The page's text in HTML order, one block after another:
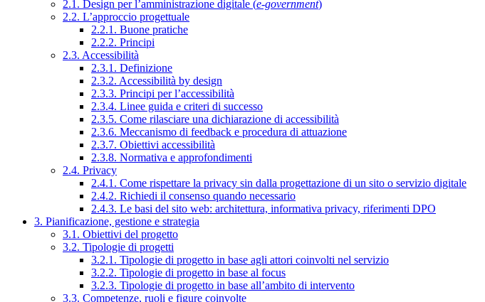
2.1. Design per l’amministrazione digitale (e-government)
2.2. L’approccio progettuale
2.2.1. Buone pratiche
2.2.2. Principi
2.3. Accessibilità
2.3.1. Definizione
2.3.2. Accessibilità by design
2.3.3. Principi per l’accessibilità
2.3.4. Linee guida e criteri di successo
2.3.5. Come rilasciare una dichiarazione di accessibilità
2.3.6. Meccanismo di feedback e procedura di attuazione
2.3.7. Obiettivi accessibilità
2.3.8. Normativa e approfondimenti
2.4. Privacy
2.4.1. Come rispettare la privacy sin dalla progettazione di un sito o servizio digitale
2.4.2. Richiedi il consenso quando necessario
2.4.3. Le basi del sito web: architettura, informativa privacy, riferimenti DPO
3. Pianificazione, gestione e strategia
3.1. Obiettivi del progetto
3.2. Tipologie di progetti
3.2.1. Tipologie di progetto in base agli attori coinvolti nel servizio
3.2.2. Tipologie di progetto in base al focus
3.2.3. Tipologie di progetto in base all’ambito di intervento
3.3. Competenze, ruoli e figure coinvolte